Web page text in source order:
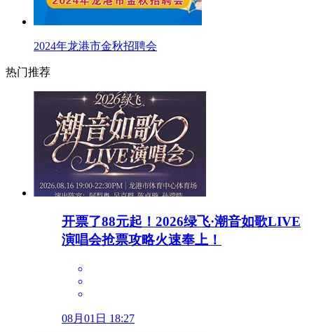
2024年龙港市金秋招聘会
热门推荐
开票了88元起！2026绿飞·潮音如歌LIVE
演唱会抢票攻略火速奉上！
08月01日 18:27